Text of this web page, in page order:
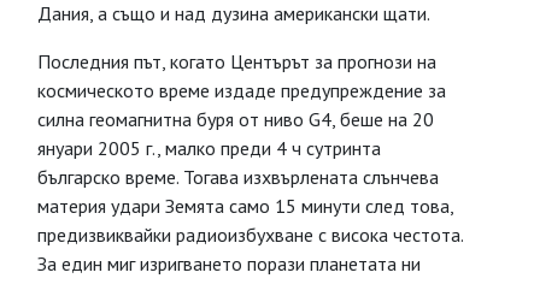
Дания, а също и над дузина американски щати.
Последния път, когато Центърът за прогнози на
космическото време издаде предупреждение за
силна геомагнитна буря от ниво G4, беше на 20
януари 2005 г., малко преди 4 ч сутринта
българско време. Тогава изхвърлената слънчева
материя удари Земята само 15 минути след това,
предизвиквайки радиоизбухване с висока честота.
За един миг изригването порази планетата ни